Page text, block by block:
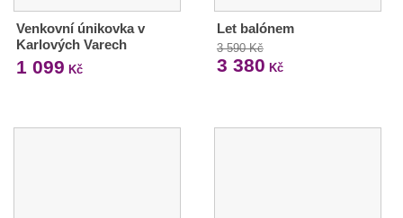
Venkovní únikovka v
Karlových Varech
1 099 Kč
Let balónem
3 590 Kč
3 380 Kč